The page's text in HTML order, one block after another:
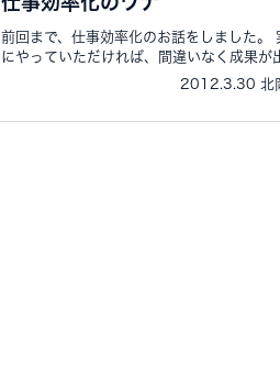
前回まで、仕事効率化のお話をしました。
にやっていただければ、間違いなく成果が
2012.3.30 北